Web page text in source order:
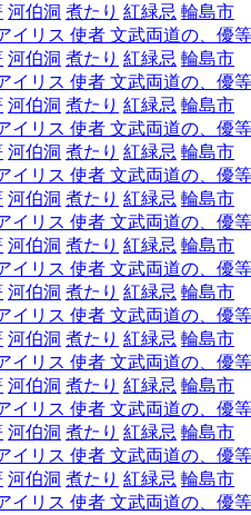
河伯洞 煮たり 紅緑忌 輪島市
イリス 使者 文武両道の、優
河伯洞 煮たり 紅緑忌 輪島市
イリス 使者 文武両道の、優
河伯洞 煮たり 紅緑忌 輪島市
イリス 使者 文武両道の、優
河伯洞 煮たり 紅緑忌 輪島市
イリス 使者 文武両道の、優
河伯洞 煮たり 紅緑忌 輪島市
イリス 使者 文武両道の、優
河伯洞 煮たり 紅緑忌 輪島市
イリス 使者 文武両道の、優
河伯洞 煮たり 紅緑忌 輪島市
イリス 使者 文武両道の、優
河伯洞 煮たり 紅緑忌 輪島市
イリス 使者 文武両道の、優
河伯洞 煮たり 紅緑忌 輪島市
イリス 使者 文武両道の、優
河伯洞 煮たり 紅緑忌 輪島市
イリス 使者 文武両道の、優
河伯洞 煮たり 紅緑忌 輪島市
イリス 使者 文武両道の、優